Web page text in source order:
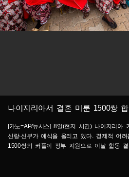
나이지리아서 결혼 미룬 1500쌍
[카노=AP/뉴시스] 8일(현지 시간) 나이지리아
신랑·신부가 예식을 올리고 있다. 경제적 어
1500쌍의 커플이 정부 지원으로 이날 합동